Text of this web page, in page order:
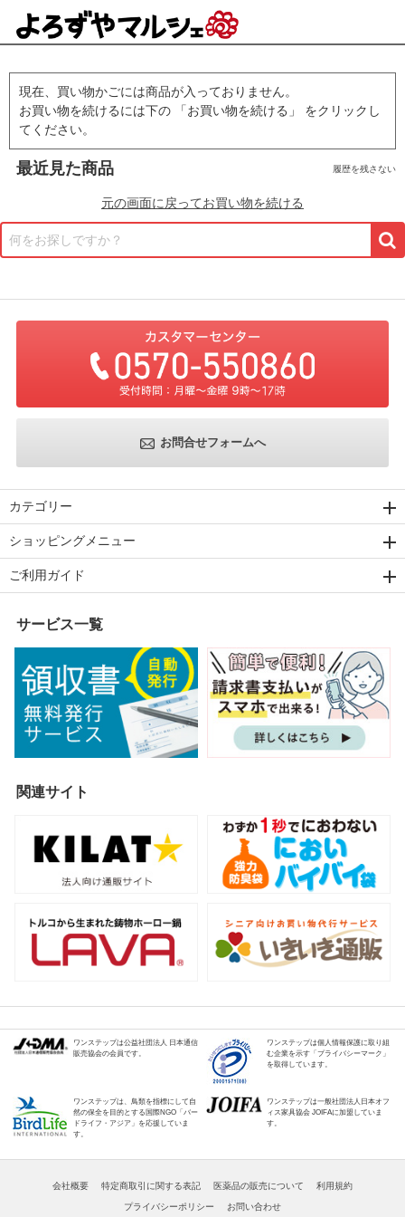
現在、買い物かごには商品が入っておりません。
お買い物を続けるには下の 「お買い物を続ける」 をクリックし
てください。
最近見た商品 履歴を残さない
元の画面に戻ってお買い物を続ける
何をお探しですか？
お問合せフォームへ
カテゴリー
ショッピングメニュー
ご利用ガイド
サービス一覧
関連サイト
ワンステップは公益社団法人 日本通信
販売協会の会員です。
ワンステップは個人情報保護に取り組
む企業を示す「プライバシーマーク」
を取得しています。
ワンステップは、鳥類を指標にして自
然の保全を目的とする国際NGO「バー
ドライフ・アジア」を応援していま
す。
ワンステップは一般社団法人日本オフ
ィス家具協会 JOIFAに加盟していま
す。
会社概要 特定商取引に関する表記 医薬品の販売について 利用規約
プライバシーポリシー お問い合わせ